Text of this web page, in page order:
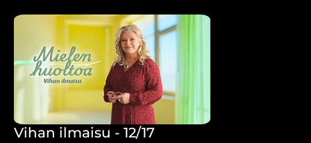
Vihan ilmaisu - 12/17